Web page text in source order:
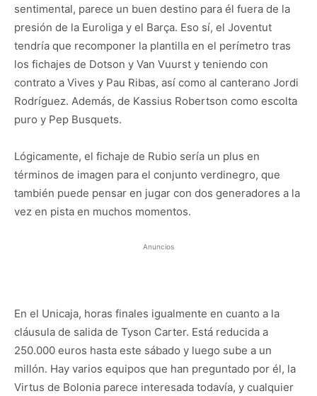
sentimental, parece un buen destino para él fuera de la
presión de la Euroliga y el Barça. Eso sí, el Joventut
tendría que recomponer la plantilla en el perímetro tras
los fichajes de Dotson y Van Vuurst y teniendo con
contrato a Vives y Pau Ribas, así como al canterano Jordi
Rodríguez. Además, de Kassius Robertson como escolta
puro y Pep Busquets.
Lógicamente, el fichaje de Rubio sería un plus en
términos de imagen para el conjunto verdinegro, que
también puede pensar en jugar con dos generadores a la
vez en pista en muchos momentos.
Anuncios
En el Unicaja, horas finales igualmente en cuanto a la
cláusula de salida de Tyson Carter. Está reducida a
250.000 euros hasta este sábado y luego sube a un
millón. Hay varios equipos que han preguntado por él, la
Virtus de Bolonia parece interesada todavía, y cualquier